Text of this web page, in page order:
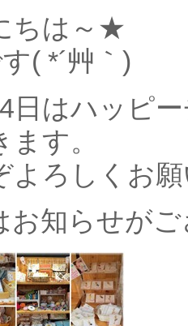
ちは～★
( *´艸｀)
日はハッピ
す。
よろしくお
お知らせが